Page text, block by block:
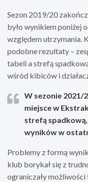
Sezon 2019/20
było wynikiem poniżej
względem utrzymania.
podobne rezultaty –
tabeli a strefą
wśród kibiców i
W sezonie 2021/
miejsce w
strefą spadkową,
wyników w
Problemy z formą
klub borykał się z
ograniczały